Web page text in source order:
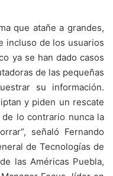
que atañe a grandes,
incluso de los usuarios
ya se han dado casos
de las pequeñas
su información.
y piden un rescate
lo contrario nunca la
señaló Fernando
de Tecnologías de
las Américas Puebla,